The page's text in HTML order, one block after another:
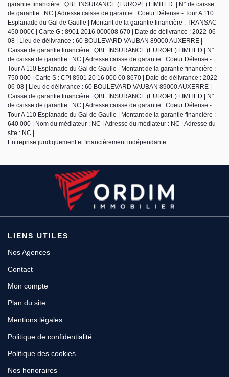
garantie financière : QBE INSURANCE (EUROPE) LIMITED. | N° de caisse
de garantie : NC | Adresse caisse de garantie : Coeur Défense - Tour A 110
Esplanade du Gal de Gaulle | Montant de la garantie financière : TRANSAC
450 000€ | Carte G : 8901 2016 000008 670 | Date de délivrance : 2022-06-
08 | Lieu de délivrance : 60 BOULEVARD VAUBAN 89000 AUXERRE |
Caisse de garantie financière : QBE INSURANCE (EUROPE) LIMITED | N°
de caisse de garantie : NC | Adresse caisse de garantie : Coeur Défense -
Tour A 110 Esplanade du Gal de Gaulle | Montant de la garantie financière :
750 000 | Carte S : CPI 8901 20 16 000 00 8670 | Date de délivrance : 2022-
06-08 | Lieu de délivrance : 60 BOULEVARD VAUBAN 89000 AUXERRE |
Caisse de garantie financière : QBE INSURANCE (EUROPE) LIMITED | N°
de caisse de garantie : NC | Adresse caisse de garantie : Coeur Défense -
Tour A 110 Esplanade du Gal de Gaulle | Montant de la garantie financière :
640 000 | Nom du médiateur : NC | Adresse du médiateur : NC | Adresse du
site : NC |
Entreprise juridiquement et financièrement indépendante
LIENS UTILES
Nos Agences
Contact
Mon compte
Plan du site
Mentions légales
Politique de confidentialité
Politique des cookies
Nos honoraires